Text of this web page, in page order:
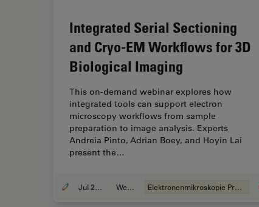
Integrated Serial Sectioning
and Cryo-EM Workflows for 3D
Biological Imaging
This on-demand webinar explores how
integrated tools can support electron
microscopy workflows from sample
preparation to image analysis. Experts
Andreia Pinto, Adrian Boey, and Hoyin Lai
present the…
Jul 22, 2025 Webinar Elektronenmikroskopie Probenvorbereitung